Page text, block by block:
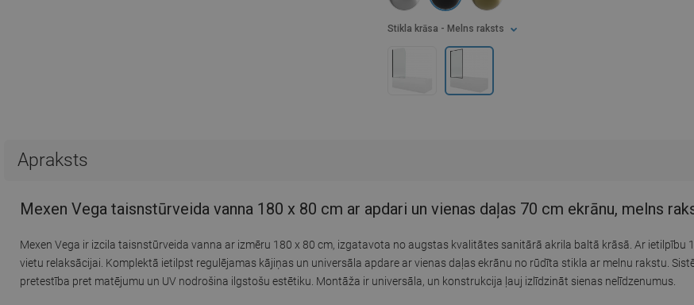
Stikla krāsa - Melns raksts
Apraksts
Mexen Vega taisnstūrveida vanna 180 x 80 cm ar apdari un vienas daļas 70 cm ekrānu, melns
Mexen Vega ir izcila taisnstūrveida vanna ar izmēru 180 x 80 cm, izgatavota no augstas kvalitātes sanitārā akrila baltā krāsā. Ar ietilpību
vietu relaksācijai. Komplektā ietilpst regulējamas kājiņas un universāla apdare ar vienas daļas ekrānu no rūdīta stikla ar melnu rakstu.
pretestība pret matējumu un UV nodrošina ilgstošu estētiku. Montāža ir universāla, un konstrukcija ļauj izlīdzināt sienas nelīdzenumus.